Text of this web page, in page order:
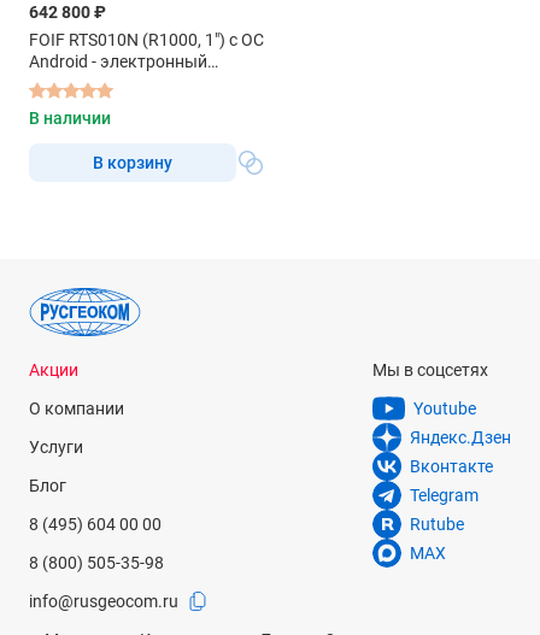
642 800 ₽
FOIF RTS010N (R1000, 1") с ОС
Android - электронный
тахеометр
В наличии
В корзину
Акции
О компании
Услуги
Блог
8 (495) 604 00 00
8 (800) 505-35-98
info@rusgeocom.ru
Мы в соцсетях
Youtube
Яндекс.Дзен
Вконтакте
Telegram
Rutube
MAX